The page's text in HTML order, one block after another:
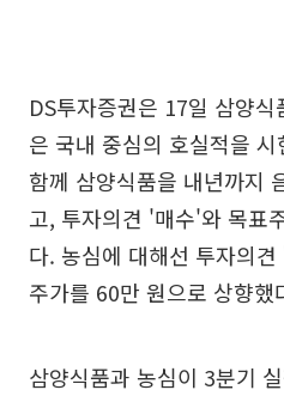
DS투자증권은 17일 삼양
은 국내 중심의 호실적을
함께 삼양식품을 내년까지
고, 투자의견 '매수'와 목표
다. 농심에 대해선 투자의
주가를 60만 원으로 상향했
삼양식품과 농심이 3분기